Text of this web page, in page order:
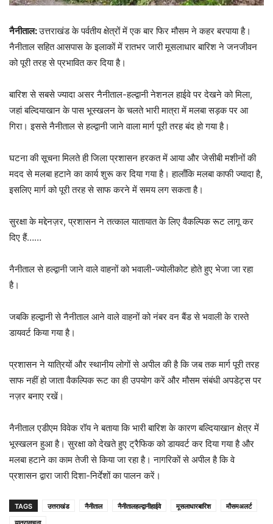
नैनीताल:उत्तराखंड के पर्वतीय क्षेत्रों में एक बार फिर मौसम ने कहर बरपाया है।
नैनीताल सहित आसपास के इलाकों में रातभर जारी मूसलाधार बारिश ने जनजीवन
को पूरी तरह से प्रभावित कर दिया है।
बारिश से सबसे ज्यादा असर नैनीताल-हल्द्वानी नेशनल हाईवे पर देखने को मिला,
जहां बल्दियाखान के पास भूस्खलन के चलते भारी मात्रा में मलबा सड़क पर आ
गिरा। इससे नैनीताल से हल्द्वानी जाने वाला मार्ग पूरी तरह बंद हो गया है।
घटना की सूचना मिलते ही जिला प्रशासन हरकत में आया और जेसीबी मशीनों की
मदद से मलबा हटाने का कार्य शुरू कर दिया गया है। हालाँकि मलबा काफी ज्यादा है,
इसलिए मार्ग को पूरी तरह से साफ करने में समय लग सकता है।
सुरक्षा के मद्देनज़र, प्रशासन ने तत्काल यातायात के लिए वैकल्पिक रूट लागू कर
दिए हैं……
नैनीताल से हल्द्वानी जाने वाले वाहनों को भवाली-ज्योलीकोट होते हुए भेजा जा रहा
है।
जबकि हल्द्वानी से नैनीताल आने वाले वाहनों को नंबर वन बैंड से भवाली के रास्ते
डायवर्ट किया गया है।
प्रशासन ने यात्रियों और स्थानीय लोगों से अपील की है कि जब तक मार्ग पूरी तरह
साफ नहीं हो जाता वैकल्पिक रूट का ही उपयोग करें और मौसम संबंधी अपडेट्स पर
नज़र बनाए रखें।
नैनीताल एडीएम विवेक रॉय ने बताया कि भारी बारिश के कारण बल्दियाखान क्षेत्र में
भूस्खलन हुआ है। सुरक्षा को देखते हुए ट्रैफिक को डायवर्ट कर दिया गया है और
मलबा हटाने का काम तेजी से किया जा रहा है। नागरिकों से अपील है कि वे
प्रशासन द्वारा जारी दिशा-निर्देशों का पालन करें।
TAGS उत्तराखंड नैनीताल नैनीतालहल्द्वानीहाईवे मूसलाधारबारिश
मौसमअलर्ट